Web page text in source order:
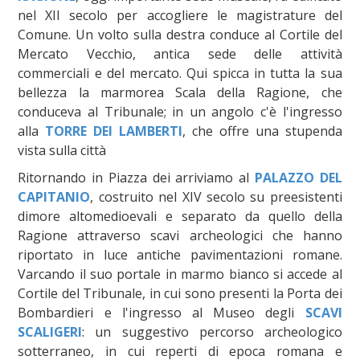
nel XII secolo per accogliere le magistrature del
Comune. Un volto sulla destra conduce al Cortile del
Mercato Vecchio, antica sede delle attività
commerciali e del mercato. Qui spicca in tutta la sua
bellezza la marmorea Scala della Ragione, che
conduceva al Tribunale; in un angolo c'è l'ingresso
alla TORRE DEI LAMBERTI, che offre una stupenda
vista sulla città
Ritornando in Piazza dei arriviamo al PALAZZO DEL
CAPITANIO, costruito nel XIV secolo su preesistenti
dimore altomedioevali e separato da quello della
Ragione attraverso scavi archeologici che hanno
riportato in luce antiche pavimentazioni romane.
Varcando il suo portale in marmo bianco si accede al
Cortile del Tribunale, in cui sono presenti la Porta dei
Bombardieri e l'ingresso al Museo degli SCAVI
SCALIGERI: un suggestivo percorso archeologico
sotterraneo, in cui reperti di epoca romana e